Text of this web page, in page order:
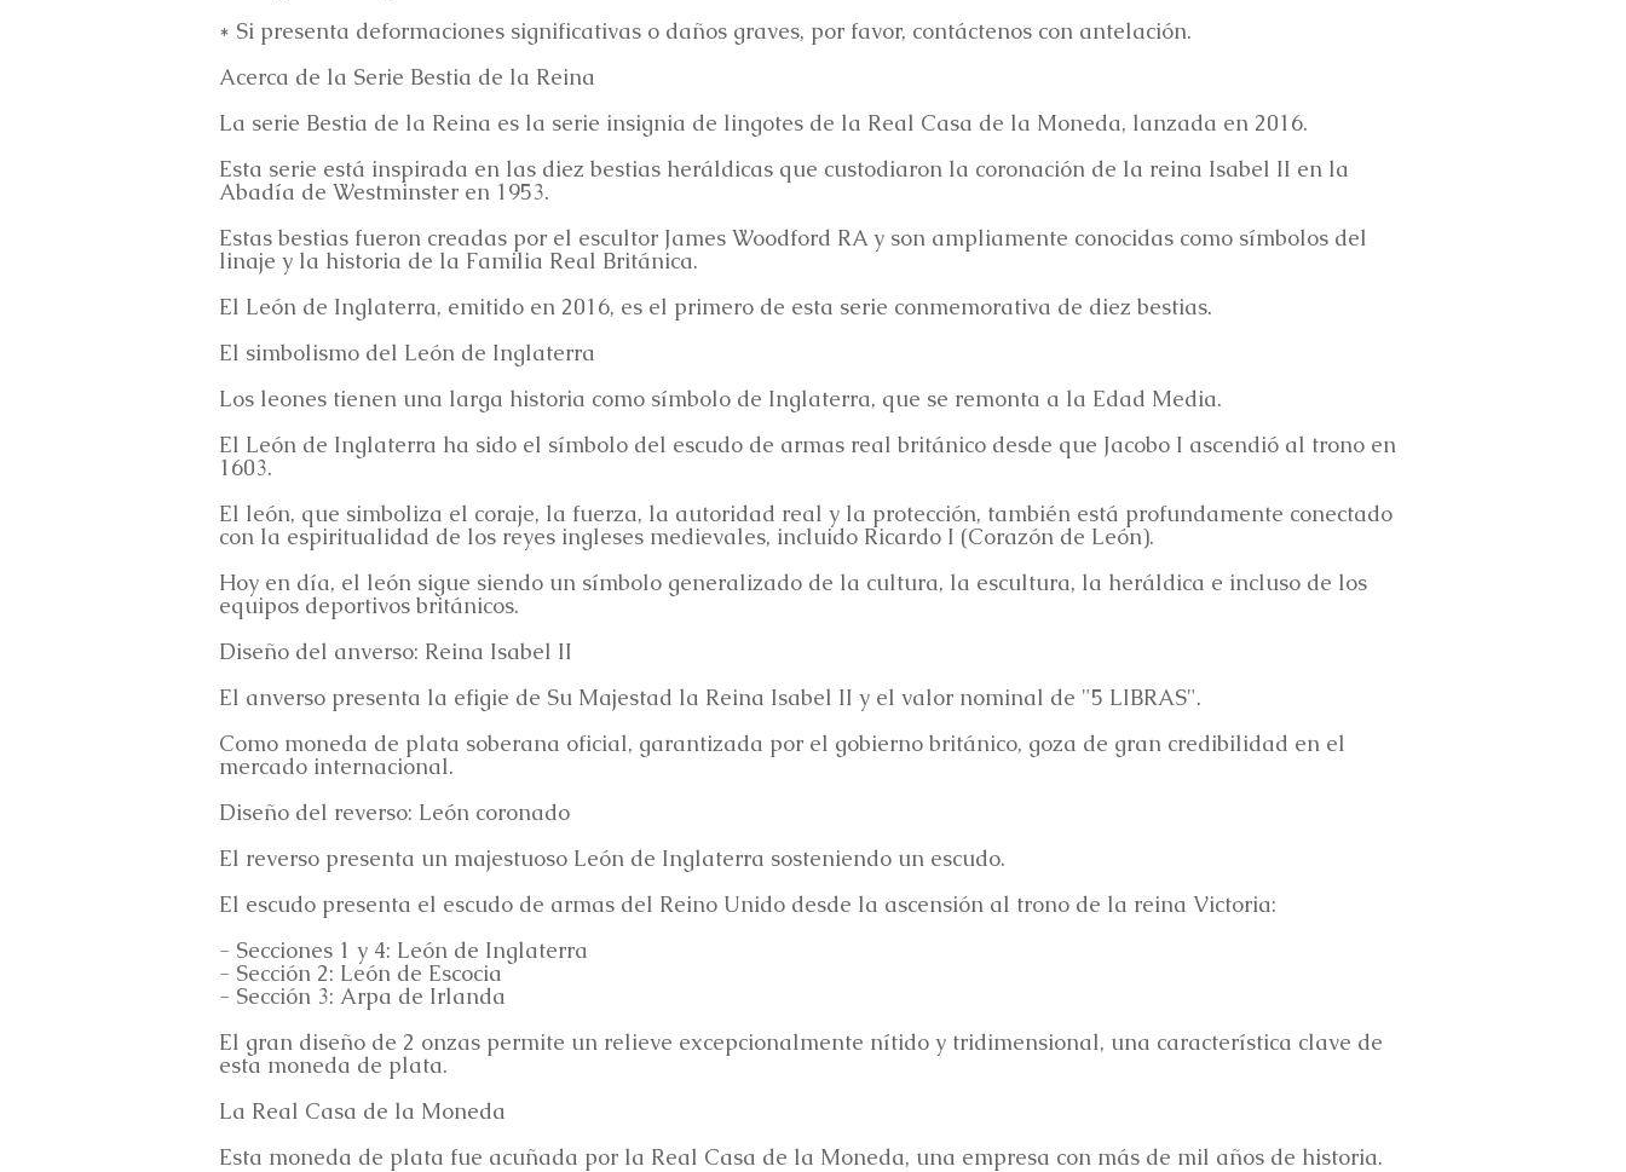
* Si presenta deformaciones significativas o daños graves, por favor, contáctenos con antelación.
Acerca de la Serie Bestia de la Reina
La serie Bestia de la Reina es la serie insignia de lingotes de la Real Casa de la Moneda, lanzada en 2016.
Esta serie está inspirada en las diez bestias heráldicas que custodiaron la coronación de la reina Isabel II en la
Abadía de Westminster en 1953.
Estas bestias fueron creadas por el escultor James Woodford RA y son ampliamente conocidas como símbolos del
linaje y la historia de la Familia Real Británica.
El León de Inglaterra, emitido en 2016, es el primero de esta serie conmemorativa de diez bestias.
El simbolismo del León de Inglaterra
Los leones tienen una larga historia como símbolo de Inglaterra, que se remonta a la Edad Media.
El León de Inglaterra ha sido el símbolo del escudo de armas real británico desde que Jacobo I ascendió al trono en
1603.
El león, que simboliza el coraje, la fuerza, la autoridad real y la protección, también está profundamente conectado
con la espiritualidad de los reyes ingleses medievales, incluido Ricardo I (Corazón de León).
Hoy en día, el león sigue siendo un símbolo generalizado de la cultura, la escultura, la heráldica e incluso de los
equipos deportivos británicos.
Diseño del anverso: Reina Isabel II
El anverso presenta la efigie de Su Majestad la Reina Isabel II y el valor nominal de "5 LIBRAS".
Como moneda de plata soberana oficial, garantizada por el gobierno británico, goza de gran credibilidad en el
mercado internacional.
Diseño del reverso: León coronado
El reverso presenta un majestuoso León de Inglaterra sosteniendo un escudo.
El escudo presenta el escudo de armas del Reino Unido desde la ascensión al trono de la reina Victoria:
- Secciones 1 y 4: León de Inglaterra
- Sección 2: León de Escocia
- Sección 3: Arpa de Irlanda
El gran diseño de 2 onzas permite un relieve excepcionalmente nítido y tridimensional, una característica clave de
esta moneda de plata.
La Real Casa de la Moneda
Esta moneda de plata fue acuñada por la Real Casa de la Moneda, una empresa con más de mil años de historia.